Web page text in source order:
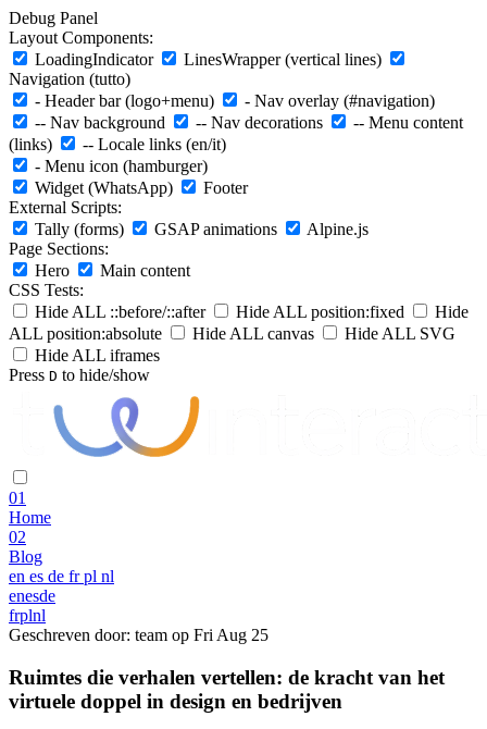
Debug Panel
Layout Components:
LoadingIndicator
LinesWrapper (vertical lines)
Navigation (tutto)
- Header bar (logo+menu)
- Nav overlay (#navigation)
-- Nav background
-- Nav decorations
-- Menu content
(links)
-- Locale links (en/it)
- Menu icon (hamburger)
Widget (WhatsApp)
Footer
External Scripts:
Tally (forms)
GSAP animations
Alpine.js
Page Sections:
Hero
Main content
CSS Tests:
Hide ALL ::before/::after
Hide ALL position:fixed
Hide
ALL position:absolute
Hide ALL canvas
Hide ALL SVG
Hide ALL iframes
Press D to hide/show
01
Home
02
Blog
en es de fr pl nl
enesde
frplnl
Geschreven door: team op Fri Aug 25
Ruimtes die verhalen vertellen: de kracht van het
virtuele doppel in design en bedrijven